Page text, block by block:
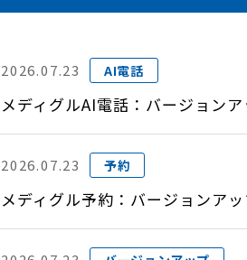
2026.07.23 AI電話
メディグルAI電話：バージョン
2026.07.23 予約
メディグル予約：バージョンア